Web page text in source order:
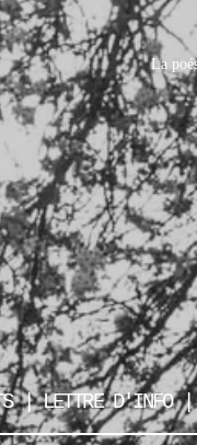
La
| LETTRE D'INFO